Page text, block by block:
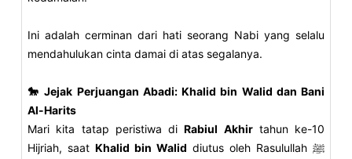
Ini adalah cerminan dari hati seorang Nabi yang selalu
mendahulukan cinta damai di atas segalanya.
🐎 Jejak Perjuangan Abadi: Khalid bin Walid dan Bani
Al-Harits
Mari kita tatap peristiwa diRabiul Akhirtahun ke-10
Hijriah, saat Khalid bin Walid diutus oleh Rasulullah ﷺ